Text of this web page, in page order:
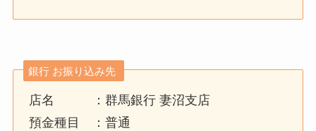
銀行 お振り込み先
店名 ：群馬銀行 妻沼支店
預金種目 ：普通